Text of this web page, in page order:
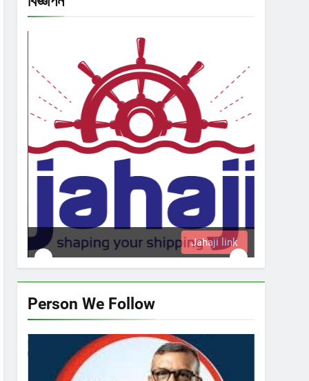
Jahaji link
Person We Follow